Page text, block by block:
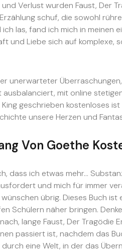
und Verlust wurden Faust, Der
schuf, die sowohl
las, fand ich mich in meinen
und Liebe sich auf
unerwarteter
mit online
geschrieben kostenloses
unsere Herzen und
Von Goethe
dass ich etwas mehr…
und mich für immer
übrig. Dieses Buch
Schülern näher bringen.
lange Faust, Der Tragödie
passiert ist, nachdem das
eine Welt, in der das